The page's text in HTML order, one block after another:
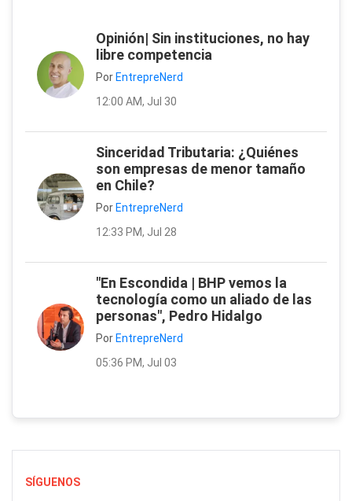
Opinión| Sin instituciones, no hay
libre competencia
Por EntrepreNerd
12:00 AM, Jul 30
Sinceridad Tributaria: ¿Quiénes
son empresas de menor tamaño
en Chile?
Por EntrepreNerd
12:33 PM, Jul 28
"En Escondida | BHP vemos la
tecnología como un aliado de las
personas", Pedro Hidalgo
Por EntrepreNerd
05:36 PM, Jul 03
SÍGUENOS